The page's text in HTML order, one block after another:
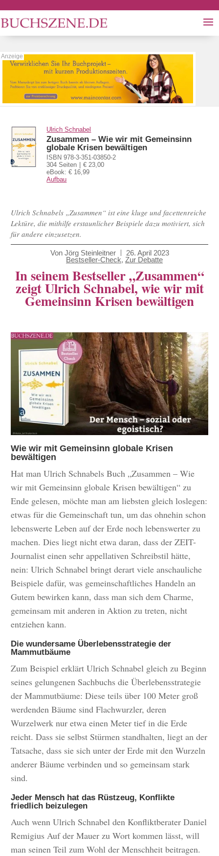
Ulrich Schnabel
Zusammen – Wie wir mit Gemeinsinn
globale Krisen bewältigen
ISBN 978-3-351-03850-2
304 Seiten
€ 23,00
eBook: € 16,99
Aufbau
Ulrich Schnabels „Zusammen“ ist eine kluge und facettenreiche
Lektüre, die mithilfe erstaunlicher Beispiele dazu motiviert, sich
für andere einzusetzen.
Von Jörg Steinleitner
26. April 2023
Bestseller-Check, Zur Debatte
In seinem Bestseller „Zusammen“
zeigt Ulrich Schnabel, wie wir mit
Gemeinsinn Krisen bewältigen
Wie wir mit Gemeinsinn globale Krisen
bewältigen
Hat man Ulrich Schnabels Buch „Zusammen – Wie
wir mit Gemeinsinn globale Krisen bewältigen“ zu
Ende gelesen, möchte man am liebsten gleich loslegen:
etwas für die Gemeinschaft tun, um das ohnehin schon
lebenswerte Leben auf der Erde noch lebenswerter zu
machen. Dies liegt nicht etwa daran, dass der ZEIT-
Journalist einen sehr appellativen Schreibstil hätte,
nein: Ulrich Schnabel bringt derart viele anschauliche
Beispiele dafür, was gemeinschaftliches Handeln an
Gutem bewirken kann, dass man sich dem Charme,
gemeinsam mit anderen in Aktion zu treten, nicht
entziehen kann.
Die wundersame Überlebensstrategie der
Mammutbäume
Zum Beispiel erklärt Ulrich Schnabel gleich zu Beginn
seines gelungenen Sachbuchs die Überlebensstrategie
der Mammutbäume: Diese teils über 100 Meter groß
werdenden Bäume sind Flachwurzler, deren
Wurzelwerk nur etwa einen Meter tief in die Erde
reicht. Dass sie selbst Stürmen standhalten, liegt an der
Tatsache, dass sie sich unter der Erde mit den Wurzeln
anderer Bäume verbinden und so gemeinsam stark
sind.
Jeder Mensch hat das Rüstzeug, Konflikte
friedlich beizulegen
Auch wenn Ulrich Schnabel den Konfliktberater Daniel
Remigius Auf der Mauer zu Wort kommen lässt, will
man seinen Teil zum Wohl der Menschheit beitragen.